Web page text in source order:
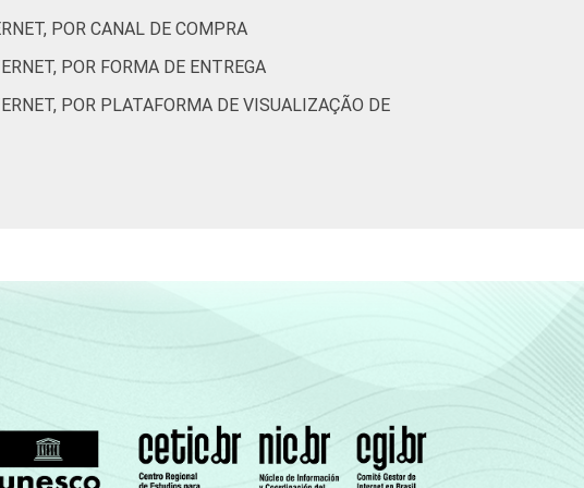
26 89
33 90 69
32 91 68
POR CANAL DE COMPRA
POR FORMA DE ENTREGA
POR PLATAFORMA DE VISUALIZAÇÃO DE